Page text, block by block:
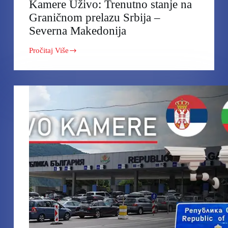
Kamere Uživo: Trenutno stanje na
Graničnom prelazu Srbija –
Severna Makedonija
Pročitaj Više
Kamere
Trenutno
Srbija
–
Severna
Makedonija